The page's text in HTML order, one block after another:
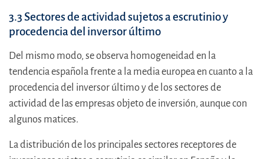
3.3 Sectores de actividad sujetos a escrutinio y
procedencia del inversor último
Del mismo modo, se observa homogeneidad en la
tendencia española frente a la media europea en cuanto a la
procedencia del inversor último y de los sectores de
actividad de las empresas objeto de inversión, aunque con
algunos matices.
La distribución de los principales sectores receptores de